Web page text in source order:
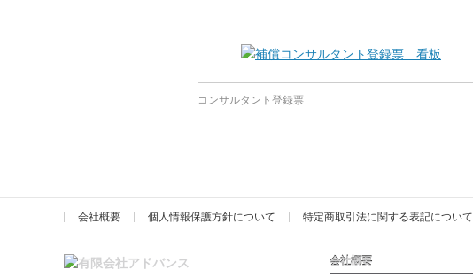
コンサルタント登録票
会社概要 個人情報保護方針について 特定商取引法に関する表記について
会社概要